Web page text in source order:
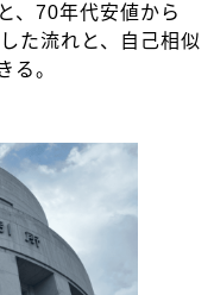
、70年代安値から
た流れと、自己相似
る。